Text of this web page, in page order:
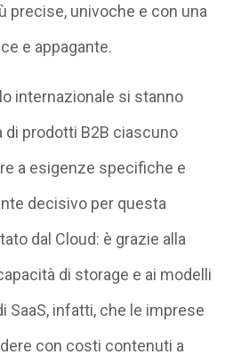
precise, univoche e con una
e appagante.
internazionale si stanno
prodotti B2B ciascuno
a esigenze specifiche e
decisivo per questa
dal Cloud: è grazie alla
di storage e ai modelli
SaaS, infatti, che le imprese
con costi contenuti a